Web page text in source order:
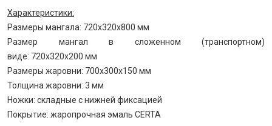
Характеристики:
Размеры мангала: 720х320х800 мм
Размер мангал в сложенном (транспортном)
виде: 720х320х200 мм
Размеры жаровни: 700х300х150 мм
Толщина жаровни: 3 мм
Ножки: складные с нижней фиксацией
Покрытие: жаропрочная эмаль CERTA